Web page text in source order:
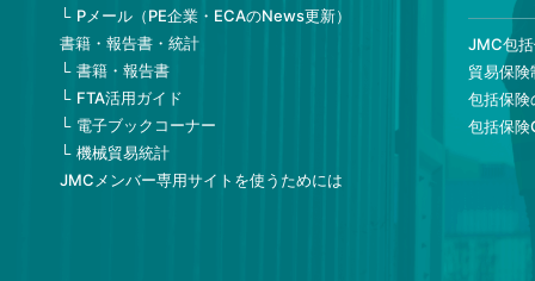
Pメール（PE企業・ECAのNews更新）
書籍・報告書・統計
書籍・報告書
FTA活用ガイド
電子ブックコーナー
機械貿易統計
JMCメンバー専用サイトを使うためには
JMC包
貿易保険
包括保険
包括保険